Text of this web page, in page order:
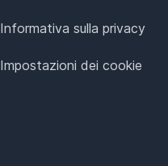
Informativa sulla privacy
Impostazioni dei cookie